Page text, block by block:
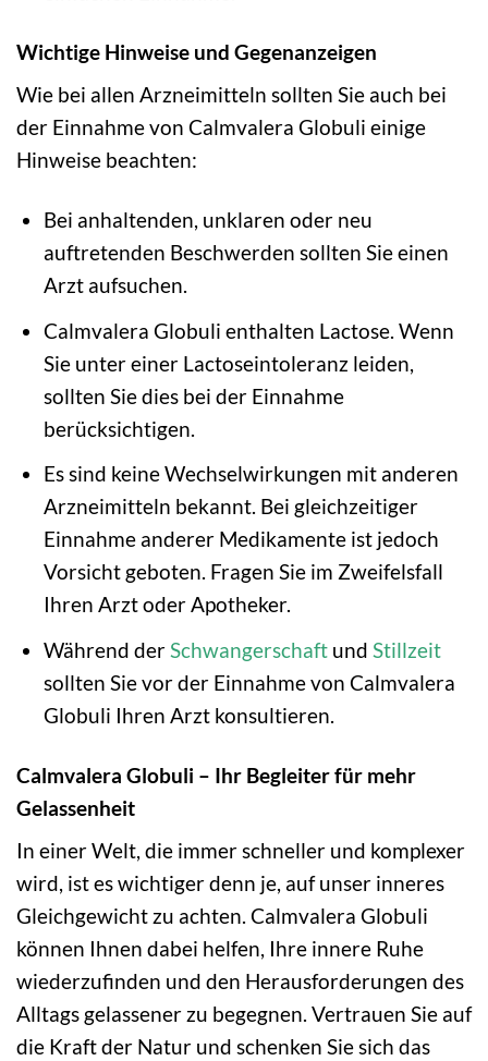
Wichtige Hinweise und Gegenanzeigen
Wie bei allen Arzneimitteln sollten Sie auch bei
der Einnahme von Calmvalera Globuli einige
Hinweise beachten:
Bei anhaltenden, unklaren oder neu
auftretenden Beschwerden sollten Sie einen
Arzt aufsuchen.
Calmvalera Globuli enthalten Lactose. Wenn
Sie unter einer Lactoseintoleranz leiden,
sollten Sie dies bei der Einnahme
berücksichtigen.
Es sind keine Wechselwirkungen mit anderen
Arzneimitteln bekannt. Bei gleichzeitiger
Einnahme anderer Medikamente ist jedoch
Vorsicht geboten. Fragen Sie im Zweifelsfall
Ihren Arzt oder Apotheker.
Während derSchwangerschaftund Stillzeit
sollten Sie vor der Einnahme von Calmvalera
Globuli Ihren Arzt konsultieren.
Calmvalera Globuli – Ihr Begleiter für mehr
Gelassenheit
In einer Welt, die immer schneller und komplexer
wird, ist es wichtiger denn je, auf unser inneres
Gleichgewicht zu achten. Calmvalera Globuli
können Ihnen dabei helfen, Ihre innere Ruhe
wiederzufinden und den Herausforderungen des
Alltags gelassener zu begegnen. Vertrauen Sie auf
die Kraft der Natur und schenken Sie sich das